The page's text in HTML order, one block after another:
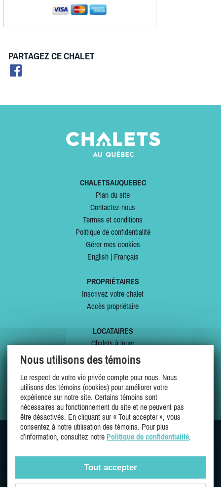
PARTAGEZ CE CHALET
CHALETSAUQUEBEC
Plan du site
Contactez-nous
Termes et conditions
Politique de confidentialité
Gérer mes cookies
English| Français
PROPRIÉTAIRES
Inscrivez votre chalet
Accès propriétaire
LOCATAIRES
Chalets à louer
Chalets à vendre
Offres spéciales
Mes favoris
SUIVEZ-NOUS SUR
Nous utilisons des témoins
Le respect de votre vie privée compte pour nous. Nous
utilisons des témoins (cookies) pour améliorer votre
expérience sur notre site. Certains témoins sont
nécessaires au fonctionnement du site et ne peuvent pas
être désactivés. En cliquant sur « Tout accepter », vous
consentez à notre utilisation des témoins. Pour plus
d’information, consultez notre Politique de confidentialité.
Tout accepter